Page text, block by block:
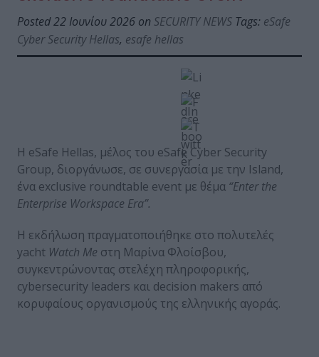
Posted 22 Ιουνίου 2026 on SECURITY NEWS Tags: eSafe
Cyber Security Hellas, esafe hellas
Η eSafe Hellas, μέλος του eSafe Cyber Security
Group, διοργάνωσε, σε συνεργασία με την Island,
ένα exclusive roundtable event με θέμα “Enter the
Enterprise Workspace Era”.
Η εκδήλωση πραγματοποιήθηκε στο πολυτελές
yacht Watch Me στη Μαρίνα Φλοίσβου,
συγκεντρώνοντας στελέχη πληροφορικής,
cybersecurity leaders και decision makers από
κορυφαίους οργανισμούς της ελληνικής αγοράς.